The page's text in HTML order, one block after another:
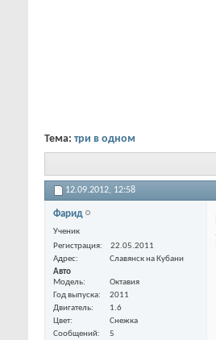
Тема: три в одном
12.09.2012, 12:58
Фарид
Ученик
Регистрация
22.05.2011
Адрес
Славянск на Кубани
Авто
Модель
Октавия
Год выпуска
2011
Двигатель
1.6
Цвет
Снежка
Сообщений
5